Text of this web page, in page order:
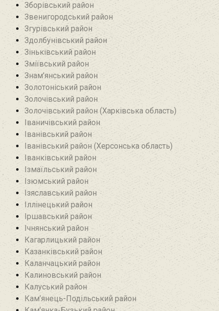
Зборівський район
Звенигородський район
Згурівський район
Здолбунівський район‎
Зіньківський район‎
Зміївський район
Знам’янський район
Золотоніський район
Золочівський район
Золочівський район (Харківська область)
Іваничівський район‎
Іванівський район
Іванівський район (Херсонська область)
Іванківський район
Ізмаїльський район
Ізюмський район
Ізяславський район
Іллінецький район
Іршавський район
Ічнянський район
Кагарлицький район
Казанківський район‎
Каланчацький район
Калиновський район
Калуський район
Кам’янець-Подільський район